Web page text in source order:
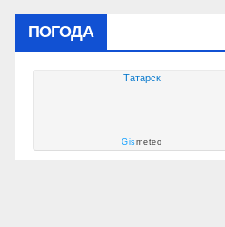
ПОГОДА
Татарск
Gismeteo